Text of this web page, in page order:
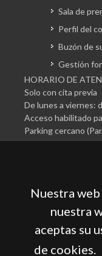
Sala de
Perfil del
Buzón de
Gestión
HORARIO DE
Solo con cita previa
De lunes a viernes:
Acceso habilitado
Parking cercano
Cámara Oficial
Nuestra
nuestra
aceptas su
de cookies.